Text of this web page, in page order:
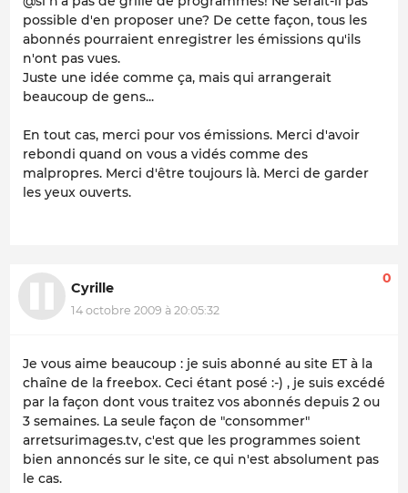
possible d'en proposer une? De cette façon, tous les
abonnés pourraient enregistrer les émissions qu'ils
n'ont pas vues.
Juste une idée comme ça, mais qui arrangerait
beaucoup de gens...
En tout cas, merci pour vos émissions. Merci d'avoir
rebondi quand on vous a vidés comme des
malpropres. Merci d'être toujours là. Merci de garder
les yeux ouverts.
Cyrille
14 octobre 2009 à 20:05:32
0
Je vous aime beaucoup : je suis abonné au site ET à la
chaîne de la freebox. Ceci étant posé :-) , je suis excédé
par la façon dont vous traitez vos abonnés depuis 2 ou
3 semaines. La seule façon de "consommer"
arretsurimages.tv, c'est que les programmes soient
bien annoncés sur le site, ce qui n'est absolument pas
le cas.